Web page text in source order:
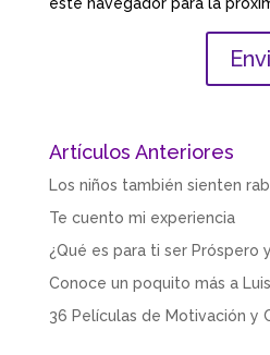
este navegador para la
Artículos Anteriores
Los niños también sienten
Te cuento mi experiencia
¿Qué es para ti ser Próspero
Conoce un poquito más a
36 Películas de Motivación y